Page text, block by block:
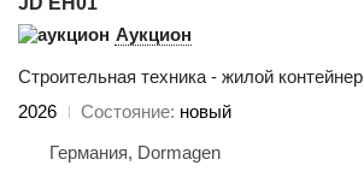
Аукцион
Строительная техника - жилой контейнер
2026
Состояние новый
Германия, Dormagen